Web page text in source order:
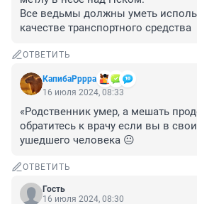
Все ведьмы должны уметь
качестве транспортного средства
ОТВЕТИТЬ
КапибаРррра
16 июля 2024, 08:33
«Родственник умер, а мешать
обратитесь к врачу если вы в
ушедшего человека 😐
ОТВЕТИТЬ
Гость
16 июля 2024, 08:30